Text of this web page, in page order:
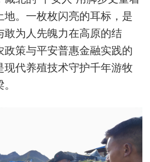
地。一枚枚闪亮的耳标，是
敢为人先魄力在高原的结
政策与平安普惠金融实践的
现代养殖技术守护千年游牧